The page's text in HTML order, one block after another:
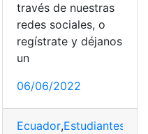
través de nuestras
redes sociales, o
regístrate y déjanos
un
06/06/2022
Ecuador,Estudiantes